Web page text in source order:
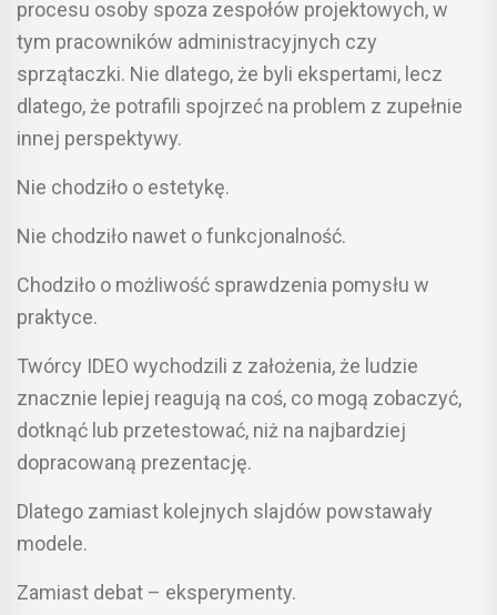
procesu osoby spoza zespołów projektowych, w
tym pracowników administracyjnych czy
sprzątaczki. Nie dlatego, że byli ekspertami, lecz
dlatego, że potrafili spojrzeć na problem z zupełnie
innej perspektywy.
Nie chodziło o estetykę.
Nie chodziło nawet o funkcjonalność.
Chodziło o możliwość sprawdzenia pomysłu w
praktyce.
Twórcy IDEO wychodzili z założenia, że ludzie
znacznie lepiej reagują na coś, co mogą zobaczyć,
dotknąć lub przetestować, niż na najbardziej
dopracowaną prezentację.
Dlatego zamiast kolejnych slajdów powstawały
modele.
Zamiast debat – eksperymenty.